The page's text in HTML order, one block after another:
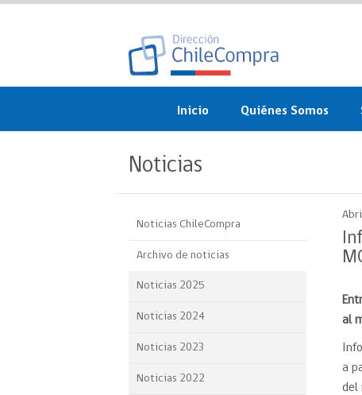
Inicio Quiénes Somos
objetivos
Organigrama
Participación Ciudadana
Noticias
Noticias ChileCompra
Archivo de noticias
Noticias 2025
Noticias 2024
Noticias 2023
Noticias 2022
al
a
del